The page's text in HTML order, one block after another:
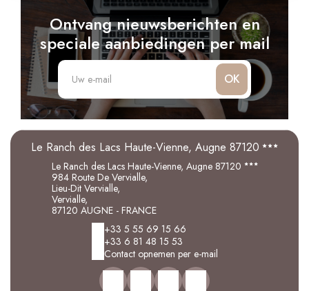
Ontvang nieuwsberichten en
speciale aanbiedingen per mail
OK
Le Ranch des Lacs Haute-Vienne, Augne 87120
Le Ranch des Lacs Haute-Vienne, Augne 87120
984 Route De Vervialle,
Lieu-Dit Vervialle,
Vervialle,
87120 AUGNE - FRANCE
+33 5 55 69 15 66
+33 6 81 48 15 53
Contact opnemen per e-mail